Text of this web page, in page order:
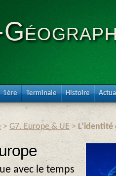
1ère Terminale Histoire
> G7. Europe & UE > L’identité
avec le temps